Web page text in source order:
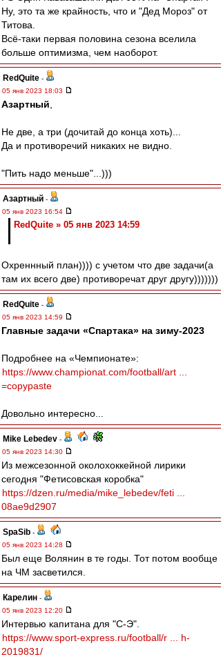
Ну, это та же крайность, что и "Дед Мороз" от
Титова.
Всё-таки первая половина сезона вселила
больше оптимизма, чем наоборот.
RedQuite -
05 янв 2023 18:03
Азартный
Не две, а три (дочитай до конца хоть)...
Да и противоречий никаких не видно.
"Пить надо меньше"...)))
Азартный -
05 янв 2023 16:54
RedQuite » 05 янв 2023 14:59
Охреннный план)))) с учетом что две задачи(а
там их всего две) противоречат друг другу)))))))
RedQuite -
05 янв 2023 14:59
Главные задачи «Спартака» на зиму-2023
Подробнее на «Чемпионате»:
https://www.championat.com/football/art ...
=copypaste
Довольно интересно...
Mike Lebedev -
05 янв 2023 14:30
Из межсезонной околохоккейной лирики
сегодня "Фетисовская коробка"
https://dzen.ru/media/mike_lebedev/feti ...
08ae9d2907
SpaSib -
05 янв 2023 14:28
Был еще Волянин в те годы. Тот потом вообще
на ЧМ засветился.
Карелин -
05 янв 2023 12:20
Интервью капитана для "С-Э".
https://www.sport-express.ru/football/r ... h-
2019831/